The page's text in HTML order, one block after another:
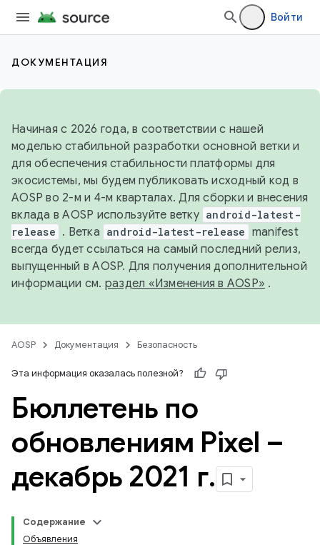
Войти
ДОКУМЕНТАЦИЯ
Начиная с 2026 года, в соответствии с нашей
моделью стабильной разработки основной ветки и
для обеспечения стабильности платформы для
экосистемы, мы будем публиковать исходный код в
AOSP во 2-м и 4-м кварталах. Для сборки и внесения
вклада в AOSP используйте ветку android-latest-
release . Ветка android-latest-release manifest
всегда будет ссылаться на самый последний релиз,
выпущенный в AOSP. Для получения дополнительной
информации см. раздел «Изменения в AOSP» .
AOSP Документация Безопасность
Эта информация оказалась полезной?
Бюллетень по
обновлениям Pixel –
декабрь 2021 г.
Содержание
Объявления